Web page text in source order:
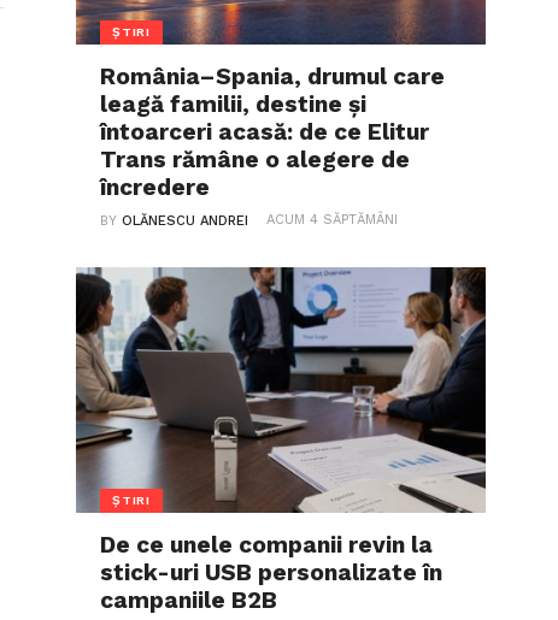
ȘTIRI
România–Spania, drumul care
leagă familii, destine și
întoarceri acasă: de ce Elitur
Trans rămâne o alegere de
încredere
BYOLĂNESCU ANDREI ACUM 4 SĂPTĂMÂNI
ȘTIRI
De ce unele companii revin la
stick-uri USB personalizate în
campaniile B2B